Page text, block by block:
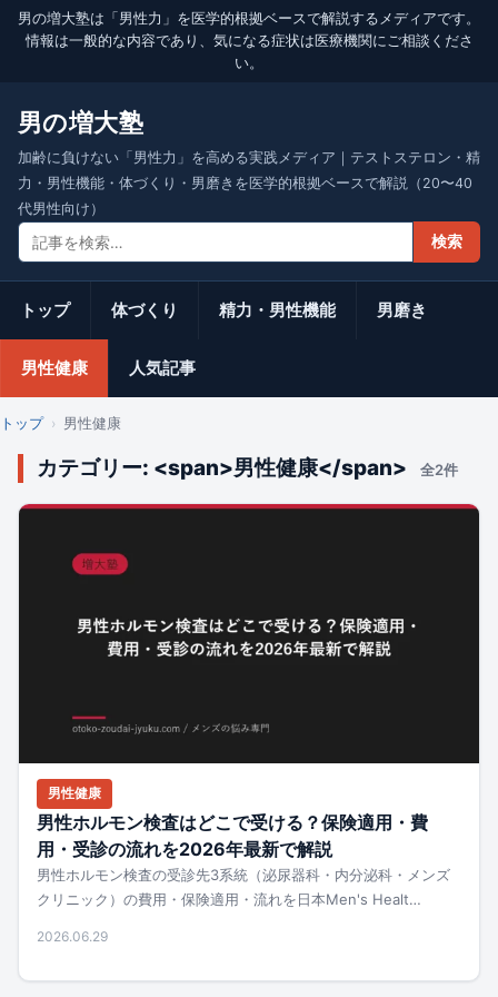
男の増大塾は「男性力」を医学的根拠ベースで解説するメディアです。
情報は一般的な内容であり、気になる症状は医療機関にご相談くださ
い。
男の増大塾
加齢に負けない「男性力」を高める実践メディア｜テストステロン・精
力・男性機能・体づくり・男磨きを医学的根拠ベースで解説（20〜40
代男性向け）
検索
トップ 体づくり 精力・男性機能 男磨き
男性健康 人気記事
トップ 男性健康
カテゴリー: <span>男性健康</span> 全2件
男性健康
男性ホルモン検査はどこで受ける？保険適用・費
用・受診の流れを2026年最新で解説
男性ホルモン検査の受診先3系統（泌尿器科・内分泌科・メンズ
クリニック）の費用・保険適用・流れを日本Men's Healt…
2026.06.29